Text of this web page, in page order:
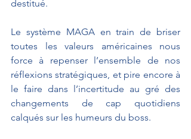
destitué.
Le système MAGA en train de briser
toutes les valeurs américaines nous
force à repenser l’ensemble de nos
réflexions stratégiques, et pire encore à
le faire dans l’incertitude au gré des
changements de cap quotidiens
calqués sur les humeurs du boss.